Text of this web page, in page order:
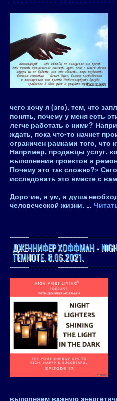
чего хочу я (эго), тем, что
понять, почему у меня есть
легче работать с ними?
ждать, пока что-то начнет
ограничен рамками того, что
Например, продавцы услуг,
выполнения проектов и
Почему это так сложно?»
исследовать это вместе с
Дорогие, и ум, и душа
человеческой жизни. ...
ДЖЕННИФЕР ХОФФМАН -
ТЕМНОТЕ. 8.06.2021.
выполняем важную